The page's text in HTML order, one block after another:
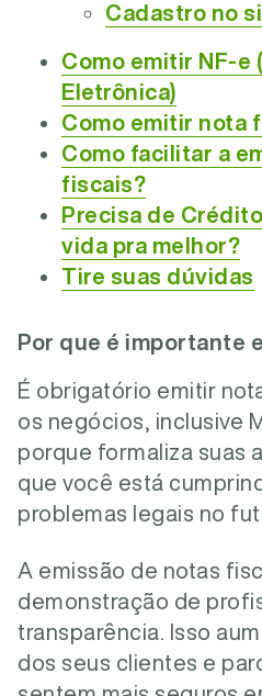
Cadastro no
Como emitir NF-e
Eletrônica)
Como emitir nota
Como facilitar a
fiscais?
Precisa de
vida pra melhor?
Tire suas dúvidas
Por que é importante
É obrigatório emitir
os negócios, inclusive
porque formaliza suas
que você está
problemas legais no
A emissão de notas
demonstração de
transparência. Isso
dos seus clientes e